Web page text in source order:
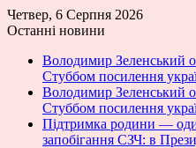
Четвер, 6 Серпня 2026
Останні новини
Володимир Зеленський
Стуббом посилення
Володимир Зеленський
Стуббом посилення
Підтримка родини —
запобігання СЗЧ: в